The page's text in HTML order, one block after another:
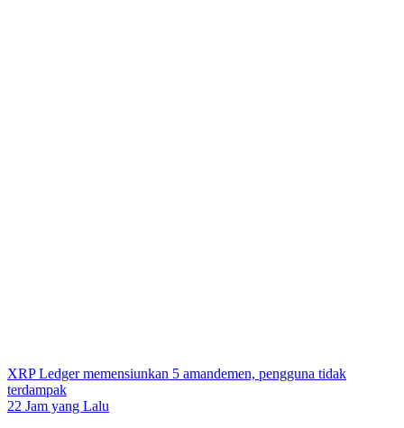
XRP Ledger memensiunkan 5 amandemen, pengguna tidak
terdampak
22 Jam yang Lalu